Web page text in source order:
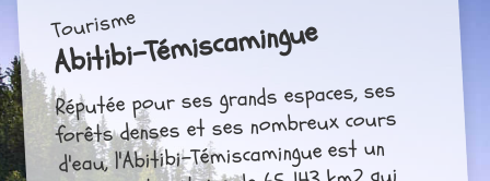
Tourisme
Abitibi-Témiscamingue
Réputée pour ses grands espaces, ses
forêts denses et ses nombreux cours
d'eau, l'Abitibi-Témiscamingue est un